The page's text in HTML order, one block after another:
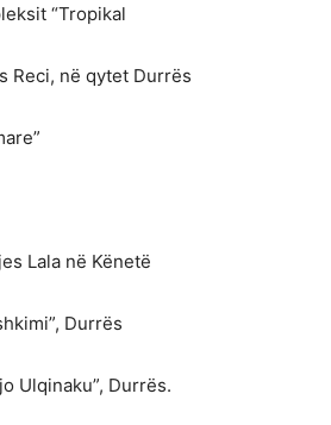
“Tropikal
Reci, në qytet Durrës
Lala në Kënetë
Durrës
Ulqinaku”, Durrës.